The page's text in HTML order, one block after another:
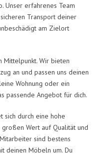
Unser erfahrenes Team
Transport deiner
am Zielort
Mittelpunkt. Wir bieten
an und passen uns deinen
Wohnung oder ein
passende Angebot für dich.
sich durch eine hohe
Wert auf Qualität und
sind bestens
deinen Möbeln um. Du